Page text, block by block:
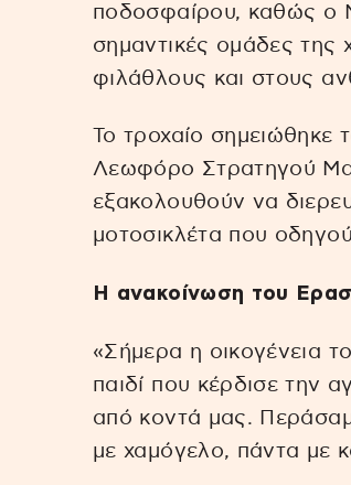
ποδοσφαίρου, καθώς ο
σημαντικές ομάδες της
φιλάθλους και στους
Το τροχαίο
Λεωφόρο Στρατηγού
εξακολουθούν να
μοτοσικλέτα που
Η ανακοίνωση του
«Σήμερα η οικογένεια
παιδί που κέρδισε την
από κοντά μας.
με χαμόγελο, πάντα με